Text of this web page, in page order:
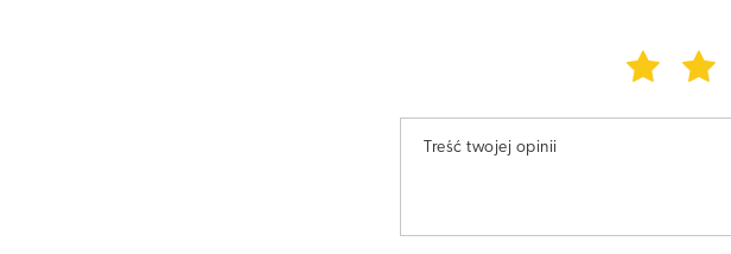
Treść twojej opinii